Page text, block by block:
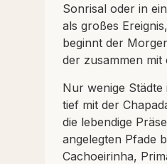
Sonrisal oder in
als großes
beginnt der
der zusammen
Nur wenige
tief mit der
die lebendige
angelegten Pfade
Cachoeirinha,